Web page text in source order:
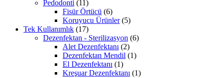
Pedodonti (11)
Fisür Örtücü (6)
Koruyucu Ürünler (5)
Tek Kullanımlık (17)
Dezenfektan - Sterilizasyon (6)
Alet Dezenfektanı (2)
Dezenfektan Mendil (1)
El Dezenfektanı (1)
Kreşuar Dezenfektanı (1)